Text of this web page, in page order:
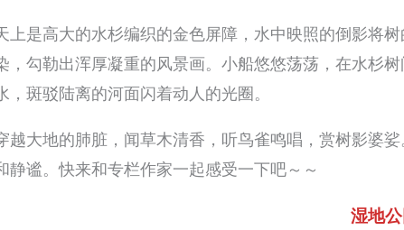
上是高大的水杉编织的金色屏障，水中映照的倒影将
，勾勒出浑厚凝重的风景画。小船悠悠荡荡，在水杉
，斑驳陆离的河面闪着动人的光圈。
越大地的肺脏，闻草木清香，听鸟雀鸣唱，赏树影婆
静谧。快来和专栏作家一起感受一下吧～～
湿地